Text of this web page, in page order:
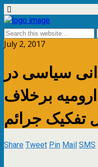
July 2, 2017
سیاسی در
برخلاف
تفکیک جرائم
ShareTweetPinMailSMS